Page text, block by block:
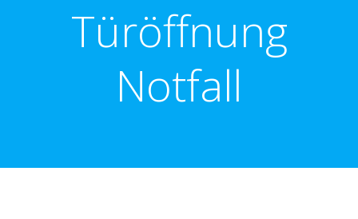
Türöffnung
Notfall